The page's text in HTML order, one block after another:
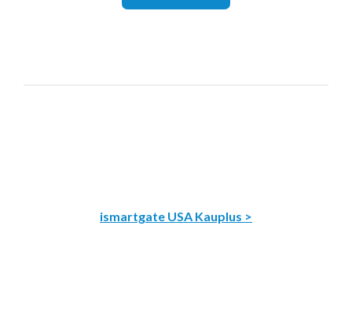
ismartgate USA Kauplus >